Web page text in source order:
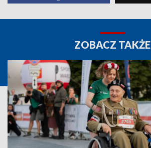
ZOBACZ TAKŻE